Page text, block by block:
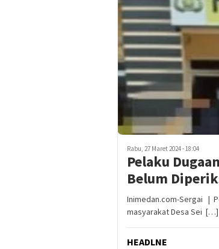
Rabu, 27 Maret 2024 - 18:04
Pelaku
Belum
Inimedan.com-Sergai |
masyarakat Desa Sei […]
HEADLNE